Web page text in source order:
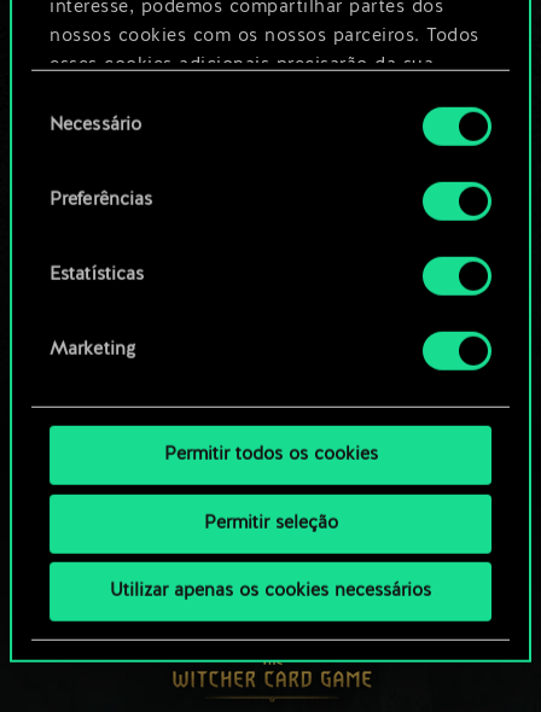
interesse, podemos compartilhar partes dos
nossos cookies com os nossos parceiros. Todos
esses cookies adicionais precisarão da sua
Você encontrará todos os detalhes sobre o uso
de cookies e poderá ajustar as suas preferências
no menu "Configurações" abaixo.
deNecessário
Preferências
Estatísticas
Marketing
Permitir todos os cookies
Permitir seleção
Utilizar apenas os cookies necessários
um guia